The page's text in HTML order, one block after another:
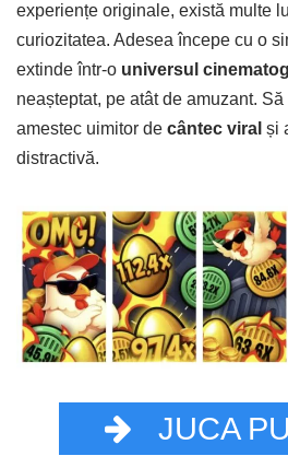
experiențe originale, există multe
curiozitatea. Adesea începe cu o
extinde într-o universul
neașteptat, pe atât de amuzant.
amestec uimitor de cântec viral și
distractivă.
JUCA